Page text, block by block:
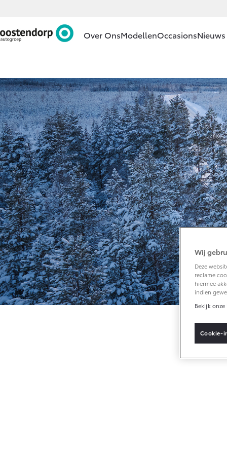
Over Ons
Ons bedrijf
Contact en
Route
Vacatures
Klantbeoordelingen
Modellen
HYBRIDE
Vanaf € 23.750,-
Corolla Hatchback
HYBRIDE
Vanaf € 33.495,-
Toyota C-HR+
BATTERIJ-
ELEKTRISCH
Vanaf € 37.995,-
Occasions
Wij
Deze
reclame
hiermee
indien
Bekijk onze
Cookie-